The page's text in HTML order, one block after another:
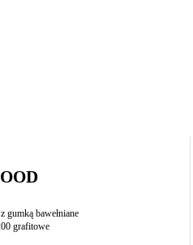
gumką bawełniane
grafitowe